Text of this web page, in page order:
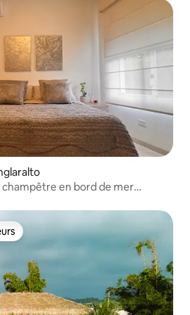
champêtre en bord de mer